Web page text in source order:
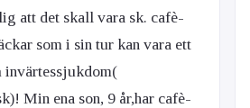
att det skall vara sk. cafè-
som i sin tur kan vara ett
invärtessjukdom(
Min ena son, 9 år,har cafè-